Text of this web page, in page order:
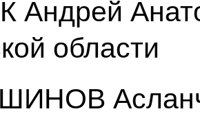
Андрей
области